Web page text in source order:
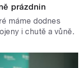
prázdnin
máme dodnes
i chutě a vůně.